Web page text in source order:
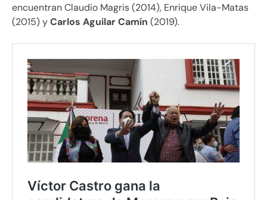
encuentran Claudio Magris (2014), Enrique Vila-Matas
(2015) yCarlos Aguilar Camín (2019).